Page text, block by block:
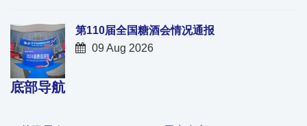
第110届全国糖酒会情况通报
09 Aug 2026
底部导航